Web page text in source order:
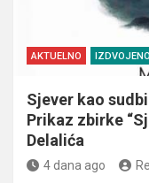
AKTUELNO IZDVOJENO
Sjever kao
Prikaz zbirke
Delalića
4 dana ago